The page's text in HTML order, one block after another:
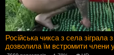
Російська чикса з села
дозволила їм встромити члени у